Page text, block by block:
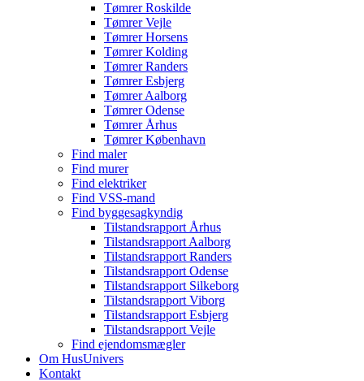
Tømrer Roskilde
Tømrer Vejle
Tømrer Horsens
Tømrer Kolding
Tømrer Randers
Tømrer Esbjerg
Tømrer Aalborg
Tømrer Odense
Tømrer Århus
Tømrer København
Find maler
Find murer
Find elektriker
Find VSS-mand
Find byggesagkyndig
Tilstandsrapport Århus
Tilstandsrapport Aalborg
Tilstandsrapport Randers
Tilstandsrapport Odense
Tilstandsrapport Silkeborg
Tilstandsrapport Viborg
Tilstandsrapport Esbjerg
Tilstandsrapport Vejle
Find ejendomsmægler
Om HusUnivers
Kontakt